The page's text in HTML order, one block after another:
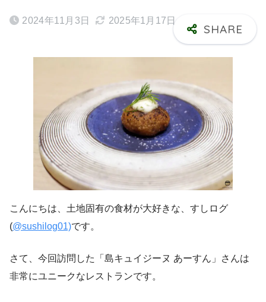
2024年11月3日 2025年1月17日
こんにちは、土地固有の食材が大好きな、すしログ
(@sushilog01)です。
さて、今回訪問した「島キュイジーヌ あーすん」さんは
非常にユニークなレストランです。